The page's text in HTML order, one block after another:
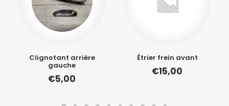
Clignotant arrière
gauche
€5,00
Étrier frein avant
€15,00